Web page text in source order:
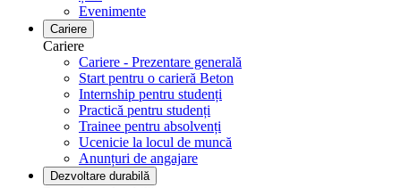
Evenimente
Cariere
Cariere
Cariere - Prezentare generală
Start pentru o carieră Beton
Internship pentru studenți
Practică pentru studenți
Trainee pentru absolvenți
Ucenicie la locul de muncă
Anunțuri de angajare
Dezvoltare durabilă